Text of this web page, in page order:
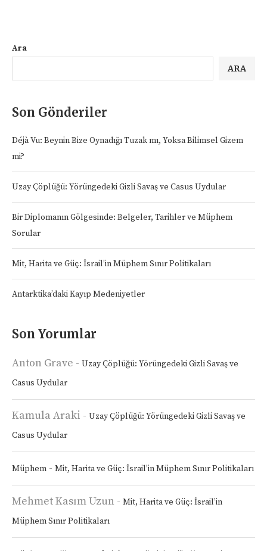
Ara
ARA
Son Gönderiler
Déjà Vu: Beynin Bize Oynadığı Tuzak mı, Yoksa Bilimsel Gizem
mi?
Uzay Çöplüğü: Yörüngedeki Gizli Savaş ve Casus Uydular
Bir Diplomanın Gölgesinde: Belgeler, Tarihler ve Müphem
Sorular
Mit, Harita ve Güç: İsrail’in Müphem Sınır Politikaları
Antarktika’daki Kayıp Medeniyetler
Son Yorumlar
Anton Grave - Uzay Çöplüğü: Yörüngedeki Gizli Savaş ve
Casus Uydular
Kamula Araki - Uzay Çöplüğü: Yörüngedeki Gizli Savaş ve
Casus Uydular
Müphem - Mit, Harita ve Güç: İsrail’in Müphem Sınır Politikaları
Mehmet Kasım Uzun - Mit, Harita ve Güç: İsrail’in
Müphem Sınır Politikaları